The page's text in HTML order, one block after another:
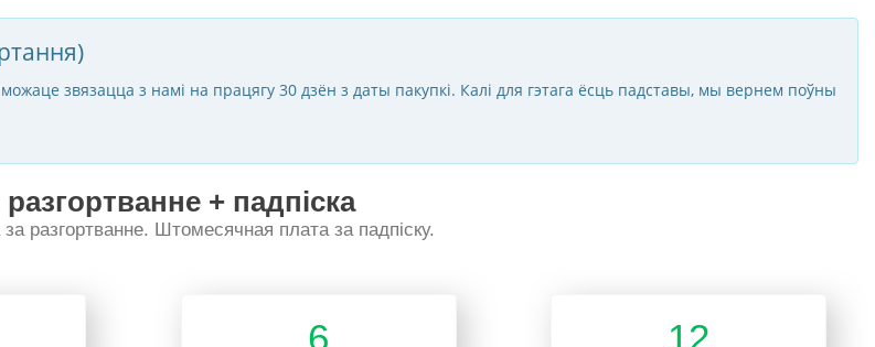
звязацца з намі на працягу 30 дзён з даты пакупкі. Калі для гэтага ёсць падставы, мы вернем поўны
+ падпіска
разгортванне. Штомесячная плата за падпіску.
6
12